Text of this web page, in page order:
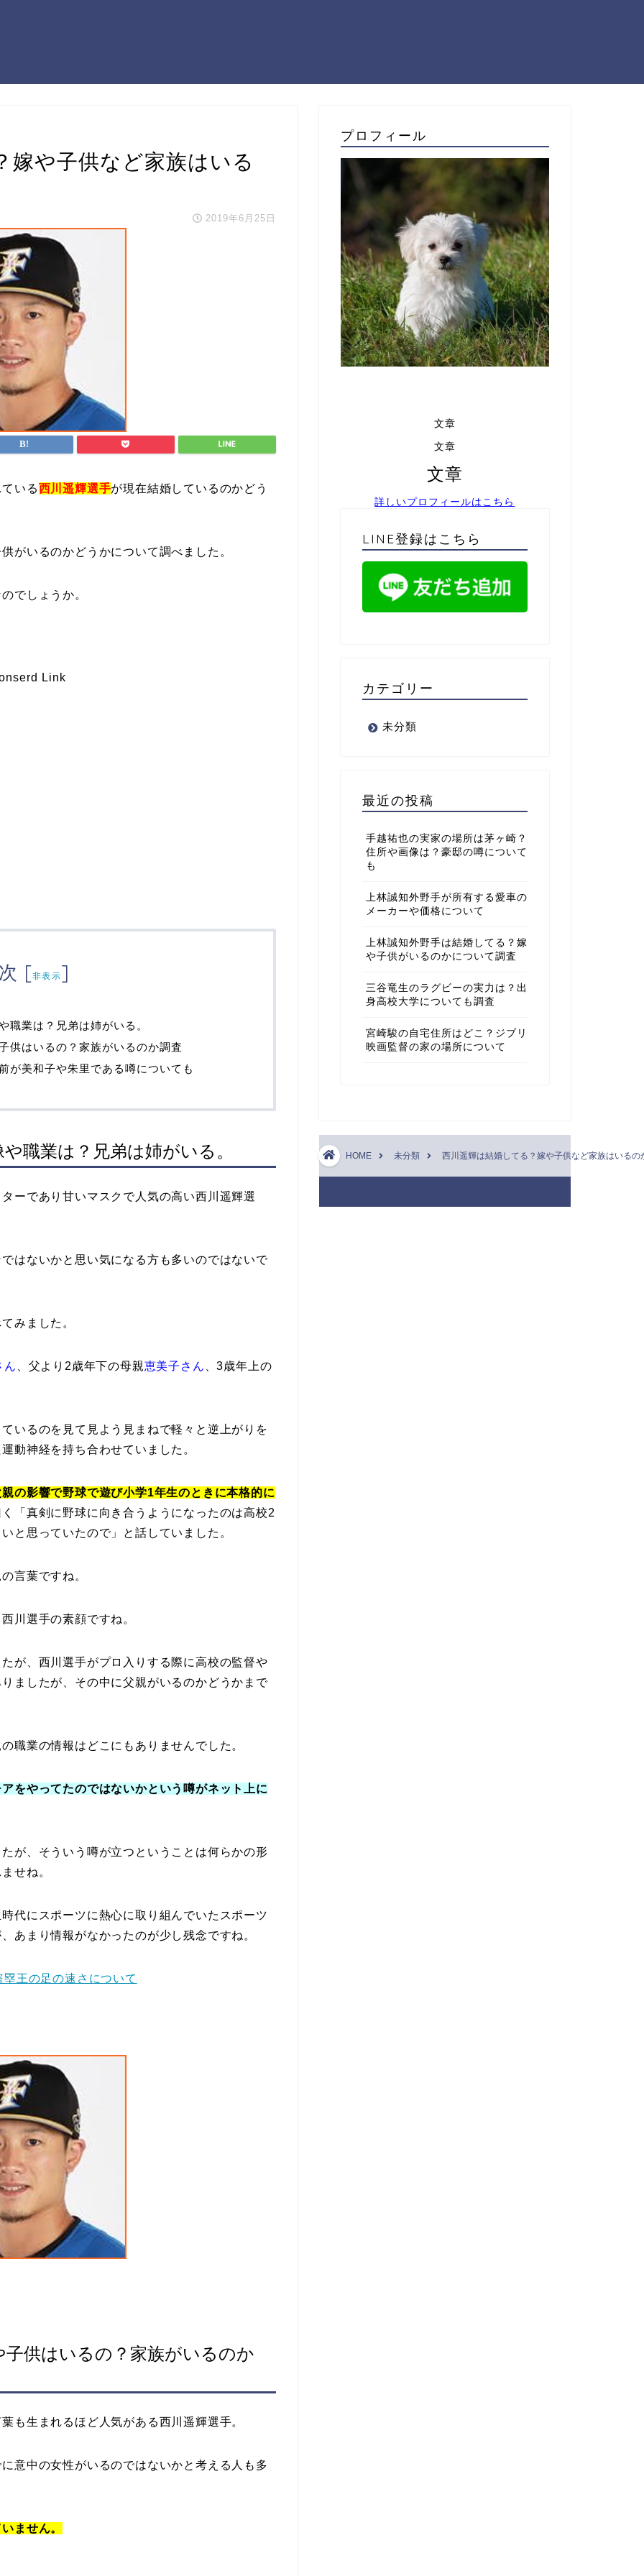
嫁や子供など家族はいる
2019年6月25日
いる西川遥輝選手が現在結婚しているのかどう
がいるのかどうかについて調べました。
でしょうか。
Link
[非表示]
職業は？兄弟は姉がいる。
供はいるの？家族がいるのか調査
が美和子や朱里である噂についても
職業は？兄弟は姉がいる。
ーであり甘いマスクで人気の高い西川遥輝選
はないかと思い気になる方も多いのではないで
みました。
ん 、父より2歳年下の母親恵美子さん 、3歳年上の
いるのを見て見よう見まねで軽々と逆上がりを
動神経を持ち合わせていました。
の影響で野球で遊び小学1年生のときに本格的に
「真剣に野球に向き合うようになったのは高校2
と思っていたので」と話していました。
言葉ですね。
川選手の素顔ですね。
が、西川選手がプロ入りする際に高校の監督や
ましたが、その中に父親がいるのかどうかまで
職業の情報はどこにもありませんでした。
をやってたのではないかという噂がネット上に
が、そういう噂が立つということは何らかの形
せね。
代にスポーツに熱心に取り組んでいたスポーツ
あまり情報がなかったのが少し残念ですね。
王の足の速さについて
供はいるの？家族がいるのか
も生まれるほど人気がある西川遥輝選手。
意中の女性がいるのではないかと考える人も多
ません。
プロフィール
文章
文章
文章
詳しいプロフィールはこちら
LINE登録はこちら
カテゴリー
未分類
最近の投稿
手越祐也の実家の場所は茅ヶ崎？
住所や画像は？豪邸の噂について
も
上林誠知外野手が所有する愛車の
メーカーや価格について
上林誠知外野手は結婚してる？嫁
や子供がいるのかについて調査
三谷竜生のラグビーの実力は？出
身高校大学についても調査
宮崎駿の自宅住所はどこ？ジブリ
映画監督の家の場所について
HOME 未分類 西川遥輝は結婚してる？嫁や子供など家族はいるの